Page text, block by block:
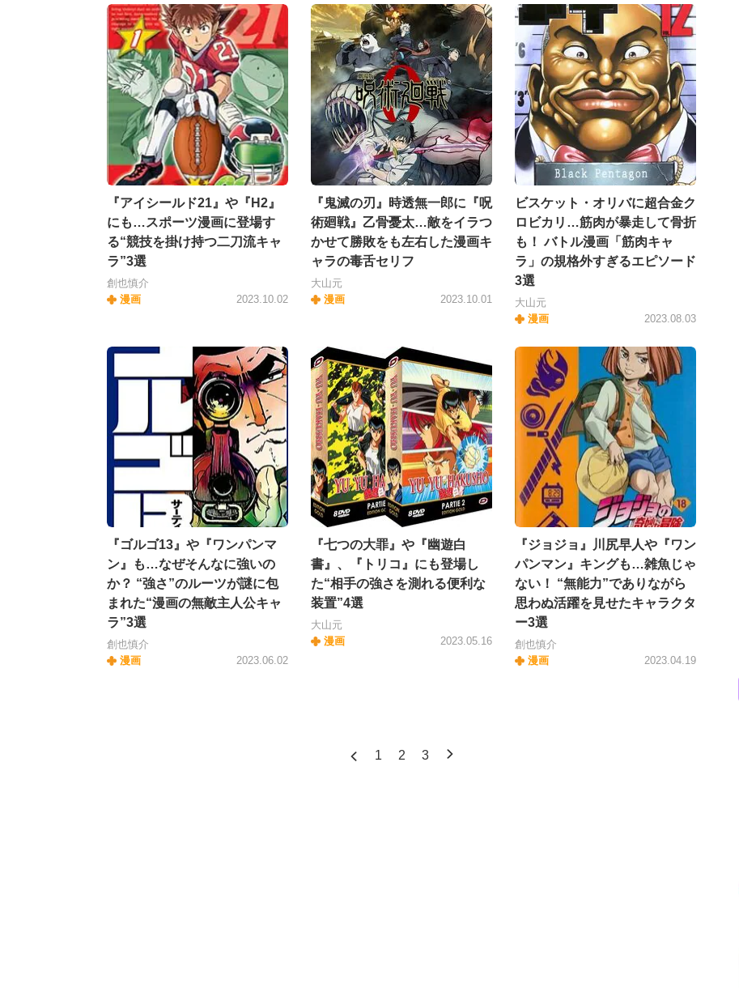
『アイシールド21』や『H2』
にも…スポーツ漫画に登場す
る“競技を掛け持つ二刀流キャ
ラ”3選
創也慎介
漫画
2023.10.02
『鬼滅の刃』時透無一郎に『呪
術廻戦』乙骨憂太…敵をイラつ
かせて勝敗をも左右した漫画キ
ャラの毒舌セリフ
大山元
漫画
2023.10.01
ビスケット・オリバに超合金ク
ロビカリ…筋肉が暴走して骨折
も！ バトル漫画「筋肉キャ
ラ」の規格外すぎるエピソード
3選
大山元
漫画
2023.08.03
『ゴルゴ13』や『ワンパンマ
ン』も…なぜそんなに強いの
か？ “強さ”のルーツが謎に包
まれた“漫画の無敵主人公キャ
ラ”3選
創也慎介
漫画
2023.06.02
『七つの大罪』や『幽遊白
書』、『トリコ』にも登場し
た“相手の強さを測れる便利な
装置”4選
大山元
漫画
2023.05.16
『ジョジョ』川尻早人や『ワン
パンマン』キングも…雑魚じゃ
ない！ “無能力”でありながら
思わぬ活躍を見せたキャラクタ
ー3選
創也慎介
漫画
2023.04.19
1 2 3